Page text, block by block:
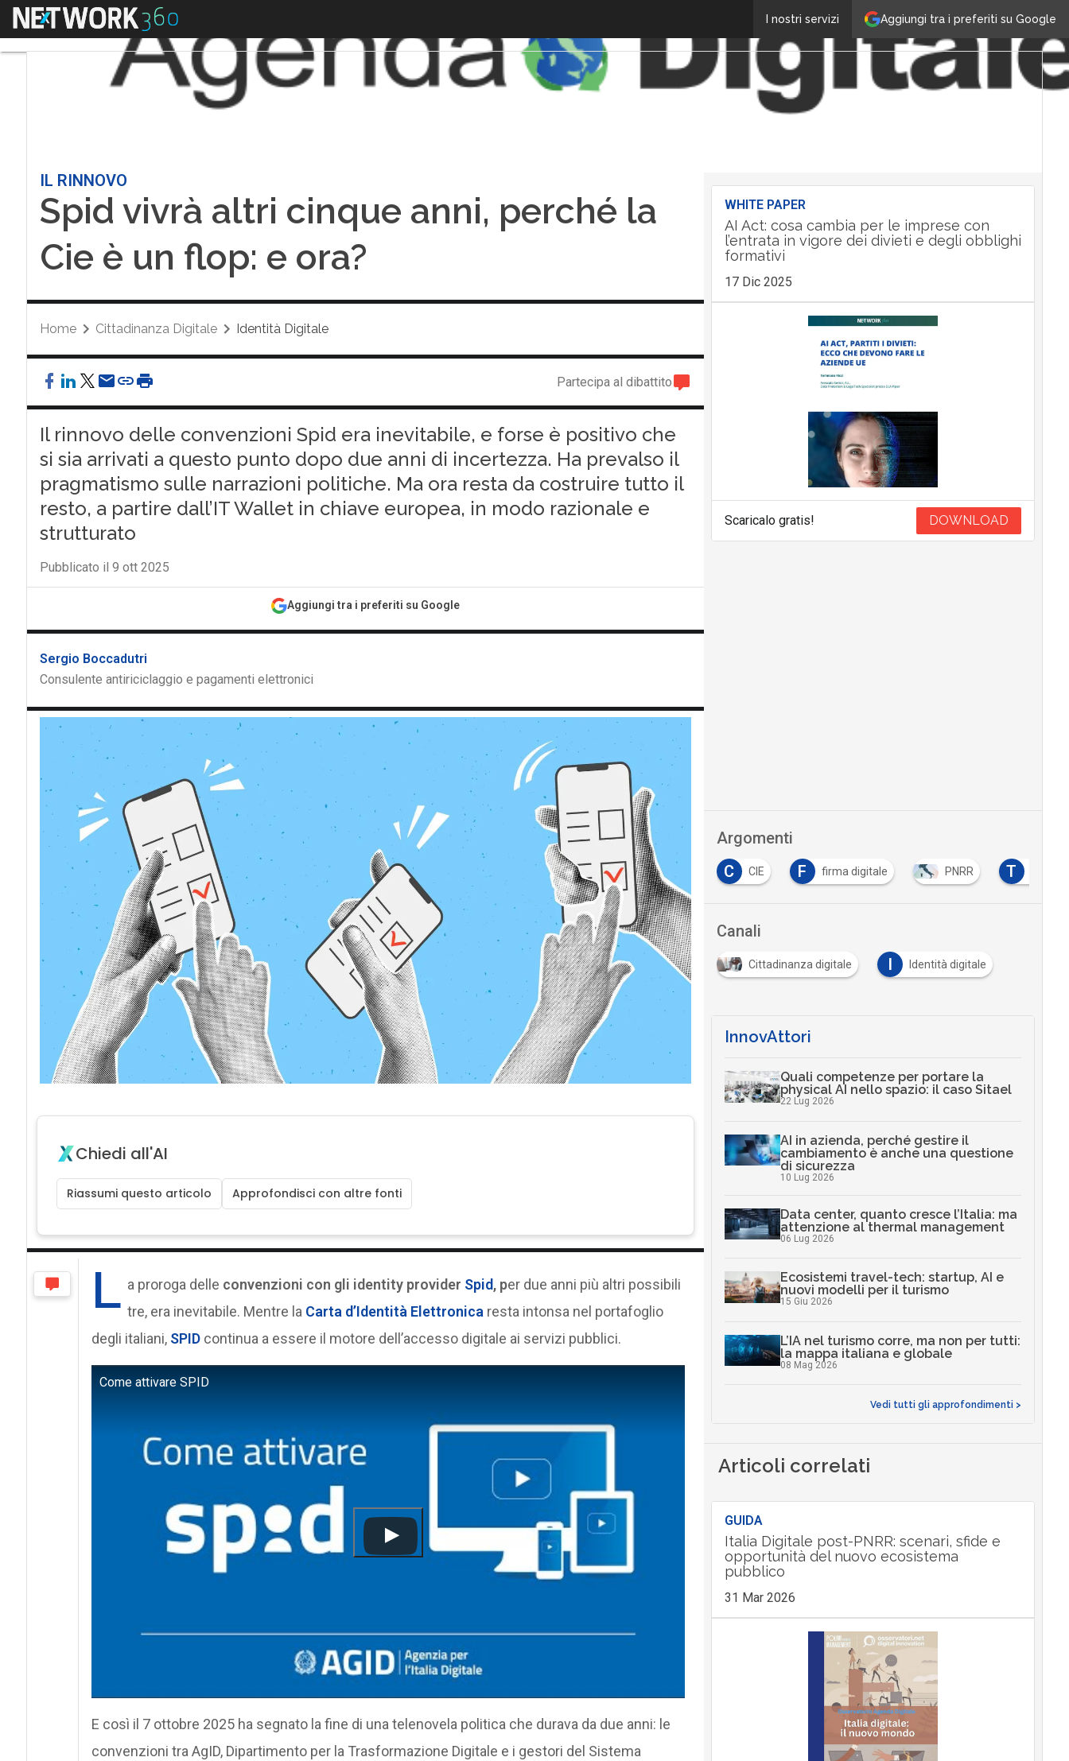
Aggiungi tra i preferiti su Google
I nostri servizi
Menu
IL RINNOVO
Spid vivrà altri cinque anni, perché la
Cie è un flop: e ora?
Home Cittadinanza Digitale Identità Digitale
Partecipa al dibattito
Il rinnovo delle convenzioni Spid era inevitabile, e forse è positivo che
si sia arrivati a questo punto dopo due anni di incertezza. Ha prevalso il
pragmatismo sulle narrazioni politiche. Ma ora resta da costruire tutto il
resto, a partire dall’IT Wallet in chiave europea, in modo razionale e
strutturato
Pubblicato il 9 ott 2025
Aggiungi tra i preferiti su Google
Sergio Boccadutri
Consulente antiriciclaggio e pagamenti elettronici
Chiedi all'AI
Riassumi questo articolo Approfondisci con altre fonti
L a proroga delle convenzioni con gli identity provider Spid, per due anni più altri possibili
tre, era inevitabile. Mentre la Carta d’Identità Elettronica resta intonsa nel portafoglio
degli italiani, SPID continua a essere il motore dell’accesso digitale ai servizi pubblici.
Come attivare SPID
E così il 7 ottobre 2025 ha segnato la fine di una telenovela politica che durava da due anni: le
convenzioni tra AgID, Dipartimento per la Trasformazione Digitale e i gestori del Sistema
WHITE PAPER
AI Act: cosa cambia per le imprese con
l’entrata in vigore dei divieti e degli obblighi
formativi
17 Dic 2025
Scaricalo gratis! DOWNLOAD
Argomenti
Agid Agenzia per l'Italia Digitale C CIE F firma digitale PNRR T
Canali
Cittadinanza digitale I Identità digitale
InnovAttori
Quali competenze per portare la
physical AI nello spazio: il caso Sitael
22 Lug 2026
AI in azienda, perché gestire il
cambiamento è anche una questione
di sicurezza
10 Lug 2026
Data center, quanto cresce l’Italia: ma
attenzione al thermal management
06 Lug 2026
Ecosistemi travel-tech: startup, AI e
nuovi modelli per il turismo
15 Giu 2026
L’IA nel turismo corre, ma non per tutti:
la mappa italiana e globale
08 Mag 2026
Vedi tutti gli approfondimenti >
Articoli correlati
GUIDA
Italia Digitale post-PNRR: scenari, sfide e
opportunità del nuovo ecosistema
pubblico
31 Mar 2026